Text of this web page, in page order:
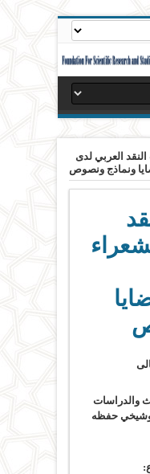
العربي لدى
ونماذج ونصوص
والدراسات
حفظه